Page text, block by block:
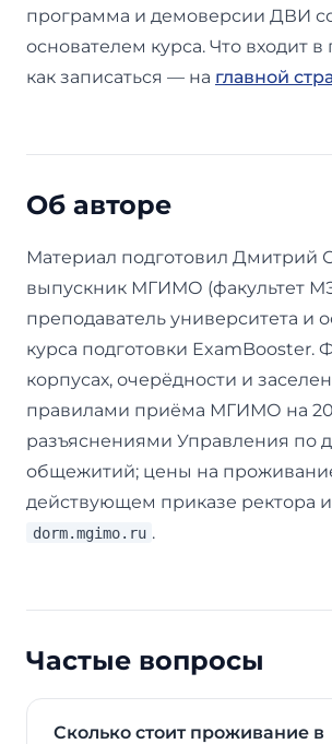
программа и демоверсии ДВИ
основателем курса. Что входит в
как записаться — на главной
Об авторе
Материал подготовил Дмитрий
выпускник МГИМО (факультет
преподаватель университета и
курса подготовки ExamBooster.
корпусах, очерёдности и
правилами приёма МГИМО на
разъяснениями Управления по
общежитий; цены на
действующем приказе ректора
dorm.mgimo.ru .
Частые вопросы
Сколько стоит проживание в